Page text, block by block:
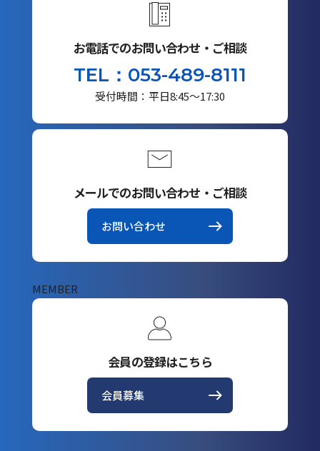
お電話でのお問い合わせ・ご相談
TEL：053-489-8111
受付時間：平日8:45～17:30
メールでのお問い合わせ・ご相談
お問い合わせ
MEMBER
会員の登録はこちら
会員募集